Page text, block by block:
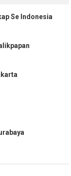
Se Indonesia